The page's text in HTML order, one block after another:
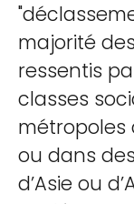
majorité
ressentis
classes
métropoles
ou dans
d’Asie ou